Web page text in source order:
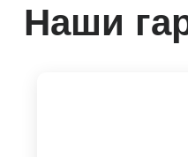
Наши